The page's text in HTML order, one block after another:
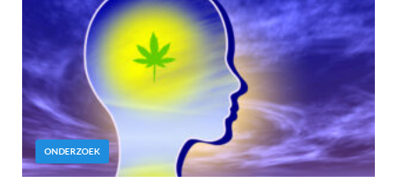
ONDERZOEK